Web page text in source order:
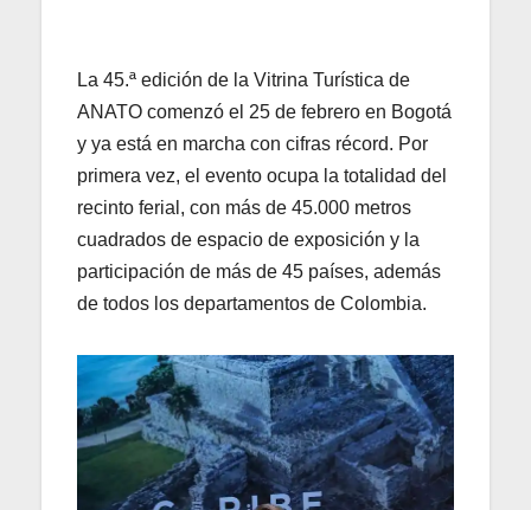
La 45.ª edición de la Vitrina Turística de
ANATO comenzó el 25 de febrero en Bogotá
y ya está en marcha con cifras récord. Por
primera vez, el evento ocupa la totalidad del
recinto ferial, con más de 45.000 metros
cuadrados de espacio de exposición y la
participación de más de 45 países, además
de todos los departamentos de Colombia.